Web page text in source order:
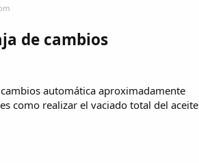
de cambios
automática aproximadamente
como realizar el vaciado total del aceite